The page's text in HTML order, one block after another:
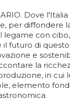
Dove
per diffondere
legame con
il futuro di
e
la
in cui
elemento